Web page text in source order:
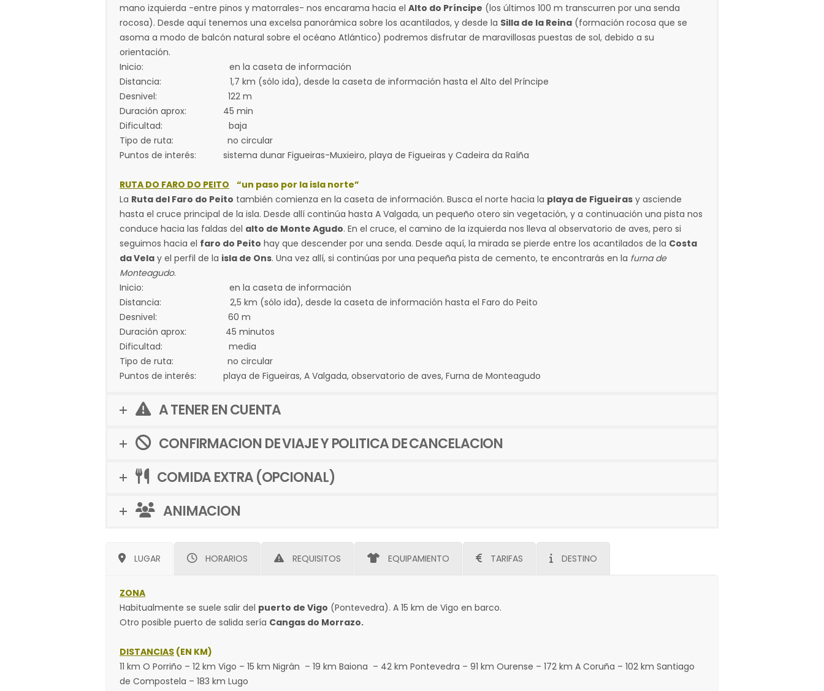
mano izquierda -entre pinos y matorrales- nos encarama hacia el Alto do Príncipe (los últimos 100 m transcurren por una senda
rocosa). Desde aquí tenemos una excelsa panorámica sobre los acantilados, y desde la Silla de la Reina (formación rocosa que se
asoma a modo de balcón natural sobre el océano Atlántico) podremos disfrutar de maravillosas puestas de sol, debido a su
orientación.
Inicio: en la caseta de información
Distancia: 1,7 km (sólo ida), desde la caseta de información hasta el Alto del Príncipe
Desnivel: 122 m
Duración aprox: 45 min
Dificultad: baja
Tipo de ruta: no circular
Puntos de interés: sistema dunar Figueiras-Muxieiro, playa de Figueiras y Cadeira da Raíña
RUTA DO FARO DO PEITO “un paso por la isla norte”
La Ruta del Faro do Peito también comienza en la caseta de información. Busca el norte hacia la playa de Figueiras y asciende
hasta el cruce principal de la isla. Desde allí continúa hasta A Valgada, un pequeño otero sin vegetación, y a continuación una pista nos
conduce hacia las faldas del alto de Monte Agudo. En el cruce, el camino de la izquierda nos lleva al observatorio de aves, pero si
seguimos hacia el faro do Peito hay que descender por una senda. Desde aquí, la mirada se pierde entre los acantilados de la Costa
da Vela y el perfil de la isla de Ons. Una vez allí, si continúas por una pequeña pista de cemento, te encontrarás en la furna de
Monteagudo.
Inicio: en la caseta de información
Distancia: 2,5 km (sólo ida), desde la caseta de información hasta el Faro do Peito
Desnivel: 60 m
Duración aprox: 45 minutos
Dificultad: media
Tipo de ruta: no circular
Puntos de interés: playa de Figueiras, A Valgada, observatorio de aves, Furna de Monteagudo
A TENER EN CUENTA
CONFIRMACION DE VIAJE Y POLITICA DE CANCELACION
COMIDA EXTRA (OPCIONAL)
ANIMACION
LUGAR HORARIOS REQUISITOS EQUIPAMIENTO TARIFAS DESTINO
ZONA
Habitualmente se suele salir del puerto de Vigo (Pontevedra). A 15 km de Vigo en barco.
Otro posible puerto de salida sería Cangas do Morrazo.
DISTANCIAS (EN KM)
11 km O Porriño – 12 km Vigo – 15 km Nigrán – 19 km Baiona – 42 km Pontevedra – 91 km Ourense – 172 km A Coruña – 102 km Santiago
de Compostela – 183 km Lugo